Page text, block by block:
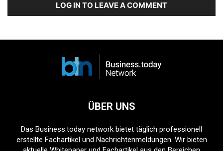
LOG IN TO LEAVE A COMMENT
ÜBER UNS
Das Business.today network bietet täglich professionell
erstellte Fachartikel und Nachrichtenmeldungen. Wir bieten